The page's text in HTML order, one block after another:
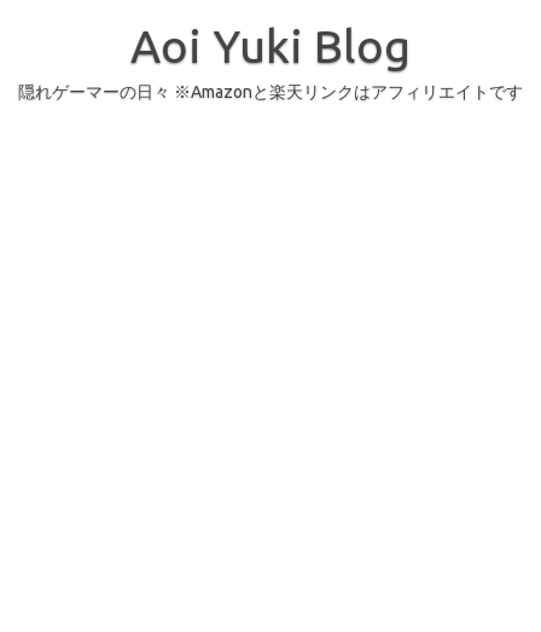
Aoi Yuki Blog
隠れゲーマーの日々 ※Amazonと楽天リンクはアフィリエイトです